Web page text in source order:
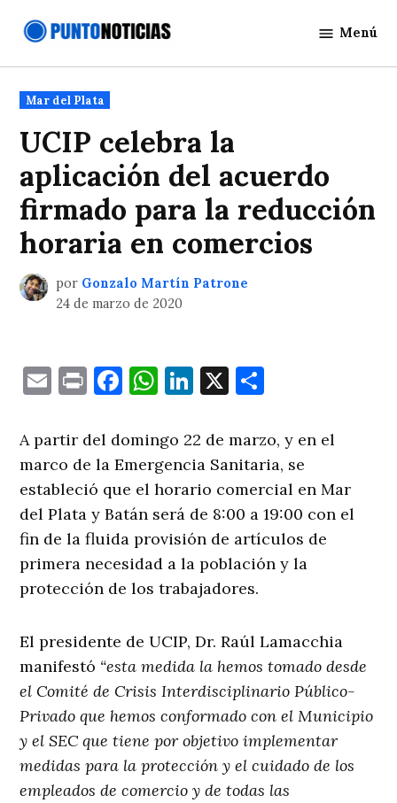
Noticias
Menú
Publicado
en
Mar del Plata
UCIP celebra la
aplicación del acuerdo
firmado para la reducción
horaria en comercios
por Gonzalo Martín Patrone
24 de marzo de 2020
EmailPrintFacebook
WhatsApp
LinkedIn
X
A partir del domingo 22 de marzo, y en el
marco de la Emergencia Sanitaria, se
estableció que el horario comercial en Mar
del Plata y Batán será de 8:00 a 19:00 con el
fin de la fluida provisión de artículos de
primera necesidad a la población y la
protección de los trabajadores.
El presidente de UCIP, Dr. Raúl Lamacchia
manifestó “esta medida la hemos tomado desde
el Comité de Crisis Interdisciplinario Público-
Privado que hemos conformado con el Municipio
y el SEC que tiene por objetivo implementar
medidas para la protección y el cuidado de los
empleados de comercio y de todas las